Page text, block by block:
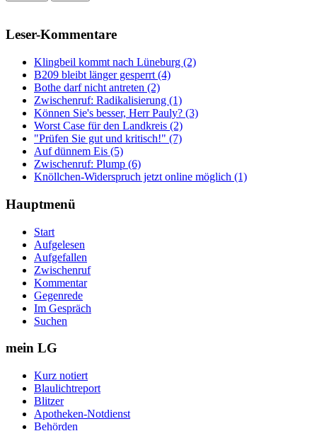
Leser-Kommentare
Klingbeil kommt nach Lüneburg (2)
B209 bleibt länger gesperrt (4)
Bothe darf nicht antreten (2)
Zwischenruf: Radikalisierung (1)
Können Sie's besser, Herr Pauly? (3)
Worst Case für den Landkreis (2)
"Prüfen Sie gut und kritisch!" (7)
Auf dünnem Eis (5)
Zwischenruf: Plump (6)
Knöllchen-Widerspruch jetzt online möglich (1)
Hauptmenü
Start
Aufgelesen
Aufgefallen
Zwischenruf
Kommentar
Gegenrede
Im Gespräch
Suchen
mein LG
Kurz notiert
Blaulichtreport
Blitzer
Apotheken-Notdienst
Behörden